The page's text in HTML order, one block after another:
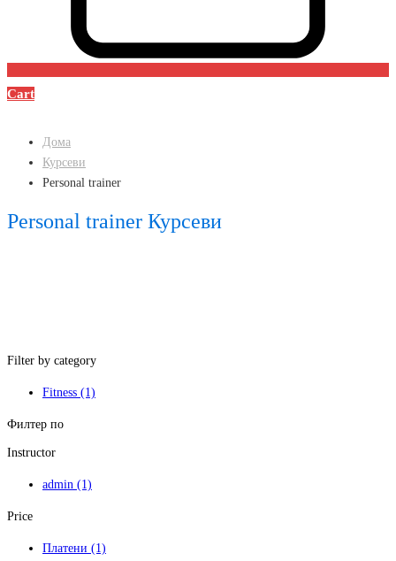
Cart
Дома
Курсеви
Personal trainer
Personal trainer Курсеви
Filter by category
Fitness (1)
Филтер по
Instructor
admin (1)
Price
Платени (1)